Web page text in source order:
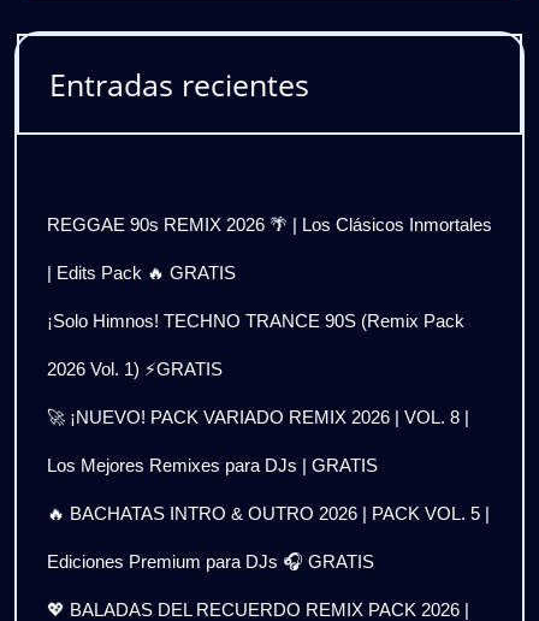
Entradas recientes
REGGAE 90s REMIX 2026 🌴 | Los Clásicos Inmortales
| Edits Pack 🔥 GRATIS
¡Solo Himnos! TECHNO TRANCE 90S (Remix Pack
2026 Vol. 1) ⚡GRATIS
🚀 ¡NUEVO! PACK VARIADO REMIX 2026 | VOL. 8 |
Los Mejores Remixes para DJs | GRATIS
🔥 BACHATAS INTRO & OUTRO 2026 | PACK VOL. 5 |
Ediciones Premium para DJs 🎧 GRATIS
💖 BALADAS DEL RECUERDO REMIX PACK 2026 |